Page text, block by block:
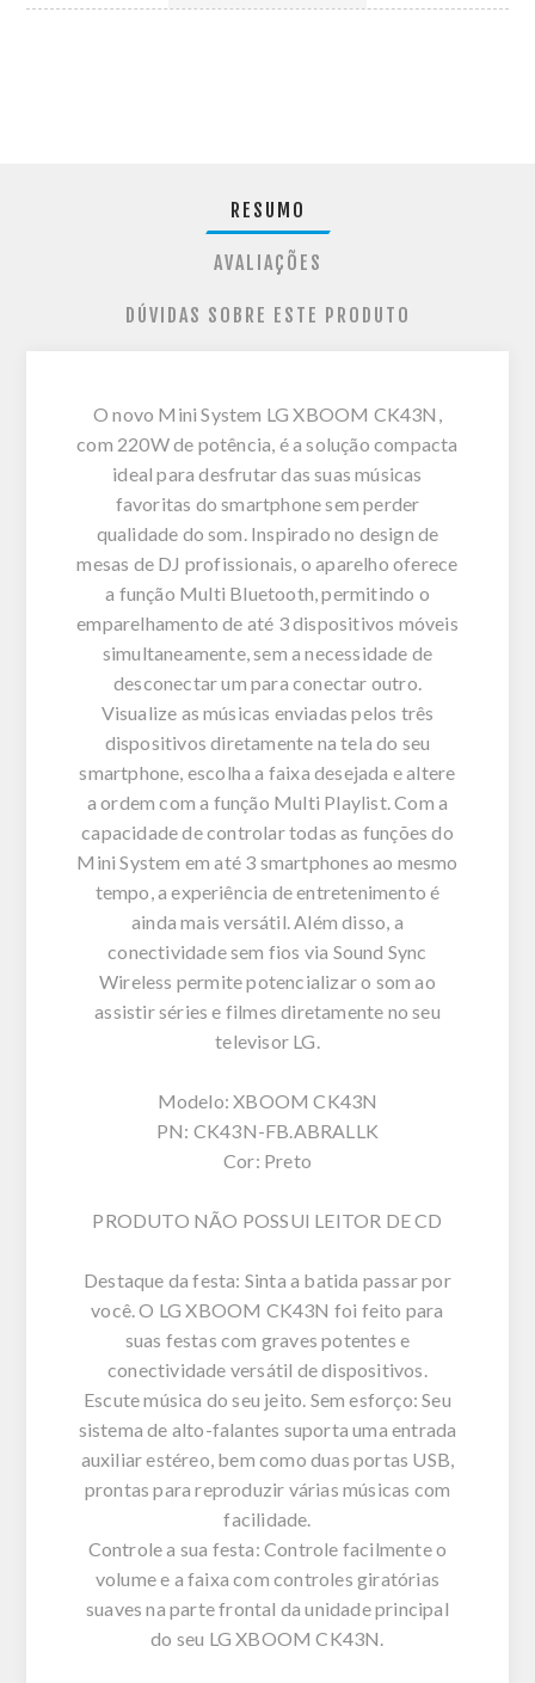
RESUMO
AVALIAÇÕES
DÚVIDAS SOBRE ESTE PRODUTO
O novo Mini System LG XBOOM CK43N,
com 220W de potência, é a solução compacta
ideal para desfrutar das suas músicas
favoritas do smartphone sem perder
qualidade do som. Inspirado no design de
mesas de DJ profissionais, o aparelho oferece
a função Multi Bluetooth, permitindo o
emparelhamento de até 3 dispositivos móveis
simultaneamente, sem a necessidade de
desconectar um para conectar outro.
Visualize as músicas enviadas pelos três
dispositivos diretamente na tela do seu
smartphone, escolha a faixa desejada e altere
a ordem com a função Multi Playlist. Com a
capacidade de controlar todas as funções do
Mini System em até 3 smartphones ao mesmo
tempo, a experiência de entretenimento é
ainda mais versátil. Além disso, a
conectividade sem fios via Sound Sync
Wireless permite potencializar o som ao
assistir séries e filmes diretamente no seu
televisor LG.
Modelo: XBOOM CK43N
PN: CK43N-FB.ABRALLK
Cor: Preto
PRODUTO NÃO POSSUI LEITOR DE CD
Destaque da festa: Sinta a batida passar por
você. O LG XBOOM CK43N foi feito para
suas festas com graves potentes e
conectividade versátil de dispositivos.
Escute música do seu jeito. Sem esforço: Seu
sistema de alto-falantes suporta uma entrada
auxiliar estéreo, bem como duas portas USB,
prontas para reproduzir várias músicas com
facilidade.
Controle a sua festa: Controle facilmente o
volume e a faixa com controles giratórias
suaves na parte frontal da unidade principal
do seu LG XBOOM CK43N.